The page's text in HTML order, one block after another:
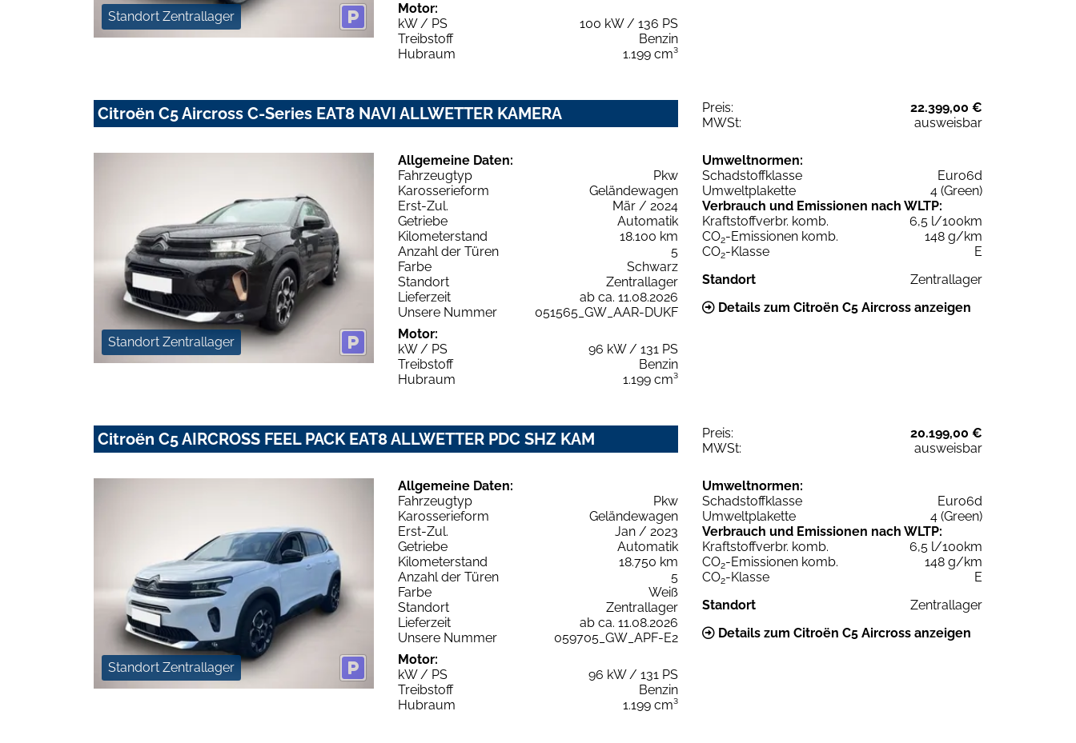
Standort Zentrallager
Motor:
kW / PS
100 kW / 136 PS
Treibstoff
Benzin
Hubraum
1.199 cm³
Citroën C5 Aircross C-Series EAT8 NAVI ALLWETTER KAMERA Preis:
22.399,00 €
MWSt:
ausweisbar
Standort Zentrallager
Allgemeine Daten:
Fahrzeugtyp
Pkw
Karosserieform
Geländewagen
Erst-Zul.
Mär / 2024
Getriebe
Automatik
Kilometerstand
18.100 km
Anzahl der Türen
5
Farbe
Schwarz
Standort
Zentrallager
Lieferzeit
ab ca. 11.08.2026
Unsere Nummer
051565_GW_AAR-DUKF
Motor:
kW / PS
96 kW / 131 PS
Treibstoff
Benzin
Hubraum
1.199 cm³
Umweltnormen:
Schadstoffklasse
Euro6d
Umweltplakette
4 (Green)
Verbrauch und Emissionen nach WLTP:
Kraftstoffverbr. komb.
6,5 l/100km
CO2-Emissionen komb.
148 g/km
CO2-Klasse
E
Standort
Zentrallager
Details zum Citroën C5 Aircross anzeigen
Citroën C5 AIRCROSS FEEL PACK EAT8 ALLWETTER PDC SHZ KAM Preis:
20.199,00 €
MWSt:
ausweisbar
Standort Zentrallager
Allgemeine Daten:
Fahrzeugtyp
Pkw
Karosserieform
Geländewagen
Erst-Zul.
Jan / 2023
Getriebe
Automatik
Kilometerstand
18.750 km
Anzahl der Türen
5
Farbe
Weiß
Standort
Zentrallager
Lieferzeit
ab ca. 11.08.2026
Unsere Nummer
059705_GW_APF-E2
Motor:
kW / PS
96 kW / 131 PS
Treibstoff
Benzin
Hubraum
1.199 cm³
Umweltnormen:
Schadstoffklasse
Euro6d
Umweltplakette
4 (Green)
Verbrauch und Emissionen nach WLTP:
Kraftstoffverbr. komb.
6,5 l/100km
CO2-Emissionen komb.
148 g/km
CO2-Klasse
E
Standort
Zentrallager
Details zum Citroën C5 Aircross anzeigen